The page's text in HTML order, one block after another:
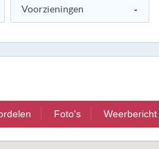
Voorzieningen -
Foto's Weerbericht